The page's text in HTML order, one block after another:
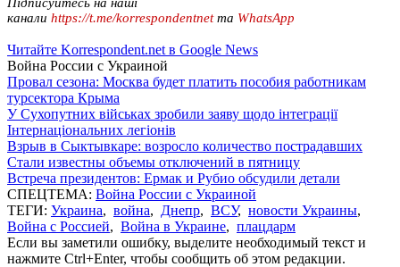
канали https://t.me/korrespondentnetта WhatsApp
Читайте Korrespondent.net в Google News
Война России с Украиной
Провал сезона: Москва будет платить пособия работникам
турсектора Крыма
У Сухопутних військах зробили заяву щодо інтеграції
Інтернаціональних легіонів
Взрыв в Сыктывкаре: возросло количество пострадавших
Стали известны объемы отключений в пятницу
Встреча президентов: Ермак и Рубио обсудили детали
СПЕЦТЕМА: Война России с Украиной
ТЕГИ: Украина, война, Днепр, ВСУ, новости Украины,
Война с Россией, Война в Украине, плацдарм
Если вы заметили ошибку, выделите необходимый текст и
нажмите Ctrl+Enter, чтобы сообщить об этом редакции.